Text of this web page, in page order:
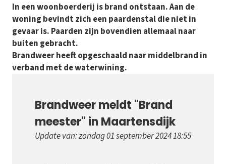
In een woonboerderij is brand ontstaan. Aan de
woning bevindt zich een paardenstal die niet in
gevaar is. Paarden zijn bovendien allemaal naar
buiten gebracht.
Brandweer heeft opgeschaald naar middelbrand in
verband met de waterwining.
Brandweer meldt "Brand
meester" in Maartensdijk
Update van: zondag 01 september 2024 18:55